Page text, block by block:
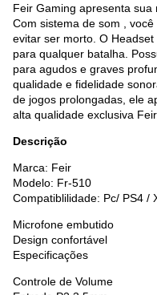
Feir Gaming apresenta sua
Com sistema de som ,
evitar ser morto. O
para qualquer batalha.
para agudos e graves
qualidade e fidelidade
de jogos prolongadas, ele
alta qualidade exclusiva Feir.
Descrição
Marca: Feir
Modelo: Fr-510
Compatiblilidade: Pc/ PS4 /
Microfone embutido
Design confortável
Especificações
Controle de Volume